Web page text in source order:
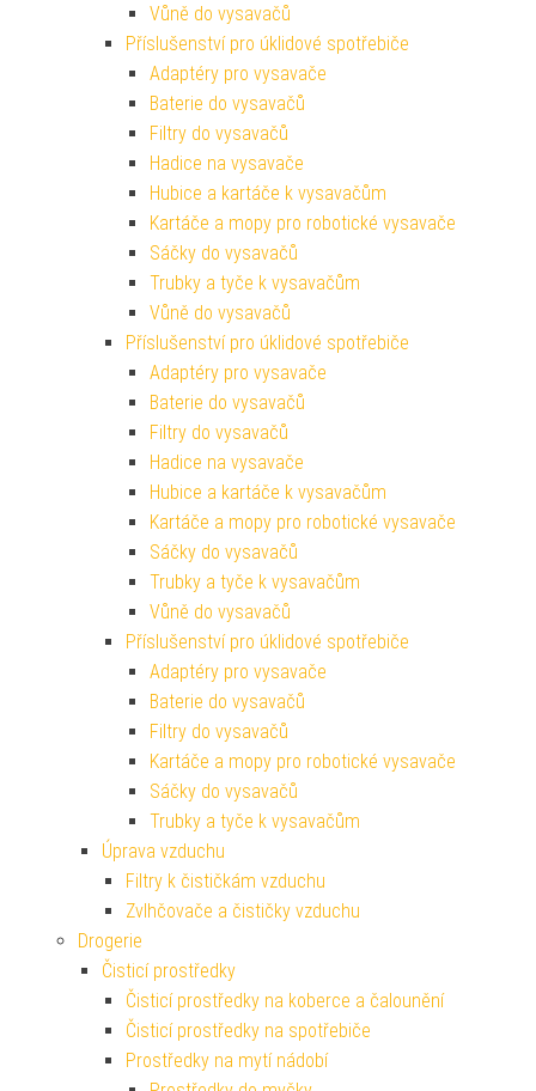
Vůně do vysavačů
Příslušenství pro úklidové spotřebiče
Adaptéry pro vysavače
Baterie do vysavačů
Filtry do vysavačů
Hadice na vysavače
Hubice a kartáče k vysavačům
Kartáče a mopy pro robotické vysavače
Sáčky do vysavačů
Trubky a tyče k vysavačům
Vůně do vysavačů
Příslušenství pro úklidové spotřebiče
Adaptéry pro vysavače
Baterie do vysavačů
Filtry do vysavačů
Hadice na vysavače
Hubice a kartáče k vysavačům
Kartáče a mopy pro robotické vysavače
Sáčky do vysavačů
Trubky a tyče k vysavačům
Vůně do vysavačů
Příslušenství pro úklidové spotřebiče
Adaptéry pro vysavače
Baterie do vysavačů
Filtry do vysavačů
Kartáče a mopy pro robotické vysavače
Sáčky do vysavačů
Trubky a tyče k vysavačům
Úprava vzduchu
Filtry k čističkám vzduchu
Zvlhčovače a čističky vzduchu
Drogerie
Čisticí prostředky
Čisticí prostředky na koberce a čalounění
Čisticí prostředky na spotřebiče
Prostředky na mytí nádobí